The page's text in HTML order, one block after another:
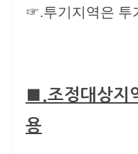
☞.투기지역은 투
■.조정대상지
용